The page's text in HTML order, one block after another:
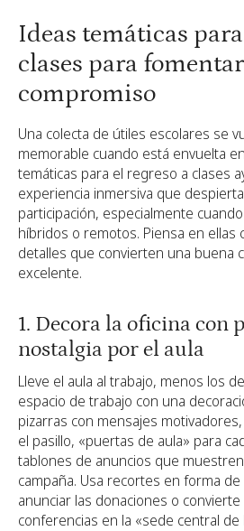
Ideas temáticas
clases para
compromiso
Una colecta de útiles escolares se
memorable cuando está envuelta
temáticas para el regreso a clases
experiencia inmersiva que
participación, especialmente
híbridos o remotos. Piensa en ellas
detalles que convierten una buena
excelente.
1. Decora la oficina con
nostalgia por el aula
Lleve el aula al trabajo, menos los
espacio de trabajo con una
pizarras con mensajes
el pasillo, «puertas de aula» para
tablones de anuncios que
campaña. Usa recortes en forma de
anunciar las donaciones o convierte
conferencias en la «sede central de